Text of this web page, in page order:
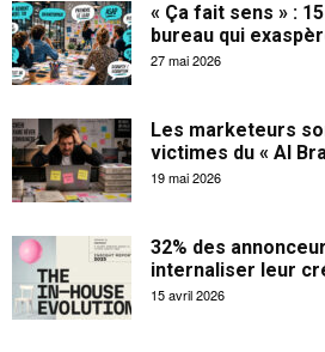
« Ça fait sens » :
bureau qui
27 mai 2026
Les marketeurs
victimes du « AI
19 mai 2026
32% des
internaliser leur
15 avril 2026